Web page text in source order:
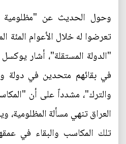
وحول الحديث عن "مظلومية
تعرضوا له خلال الأعوام المئة
"الدولة المستقلة"، أشار
في بقائهم متحدين في دولة
والترك"، مشدداً على أن
العراق تنهي مسألة
تلك المكاسب والبقاء في